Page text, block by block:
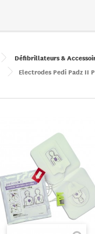
Défibrillateurs &
Electrodes Pedi Padz II